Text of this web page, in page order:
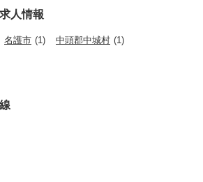
人情報
名護市 (1) 中頭郡中城村 (1)